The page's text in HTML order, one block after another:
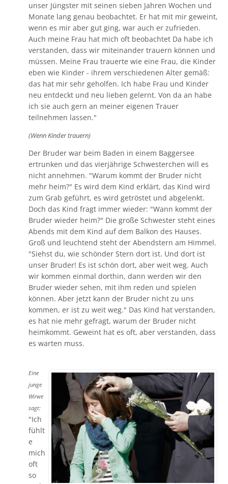
unser Jüngster mit seinen sieben Jahren Wochen und
Monate lang genau beobachtet. Er hat mit mir geweint,
wenn es mir aber gut ging, war auch er zufrieden.
Auch meine Frau hat mich oft beobachtet Da habe ich
verstanden, dass wir miteinander trauern können und
müssen. Meine Frau trauerte wie eine Frau, die Kinder
eben wie Kinder - ihrem verschiedenen Alter gemäß:
das hat mir sehr geholfen. Ich habe Frau und Kinder
neu entdeckt und neu lieben gelernt. Von da an habe
ich sie auch gern an meiner eigenen Trauer
teilnehmen lassen."
(Wenn Kinder trauern)
Der Bruder war beim Baden in einem Baggersee
ertrunken und das vierjährige Schwesterchen will es
nicht annehmen. "Warum kommt der Bruder nicht
mehr heim?" Es wird dem Kind erklärt, das Kind wird
zum Grab geführt, es wird getröstet und abgelenkt.
Doch das Kind fragt immer wieder: "Wann kommt der
Bruder wieder heim?" Die große Schwester steht eines
Abends mit dem Kind auf dem Balkon des Hauses.
Groß und leuchtend steht der Abendstern am Himmel.
"Siehst du, wie schönder Stern dort ist. Und dort ist
unser Bruder! Es ist schön dort, aber weit weg. Auch
wir kommen einmal dorthin, dann werden wir den
Bruder wieder sehen, mit ihm reden und spielen
können. Aber jetzt kann der Bruder nicht zu uns
kommen, er ist zu weit weg." Das Kind hat verstanden,
es hat nie mehr gefragt, warum der Bruder nicht
heimkommt. Geweint hat es oft, aber verstanden, dass
es warten muss.
Eine
junge
Wirwe
sagt:
"Ich
fühlt
e
mich
oft
so